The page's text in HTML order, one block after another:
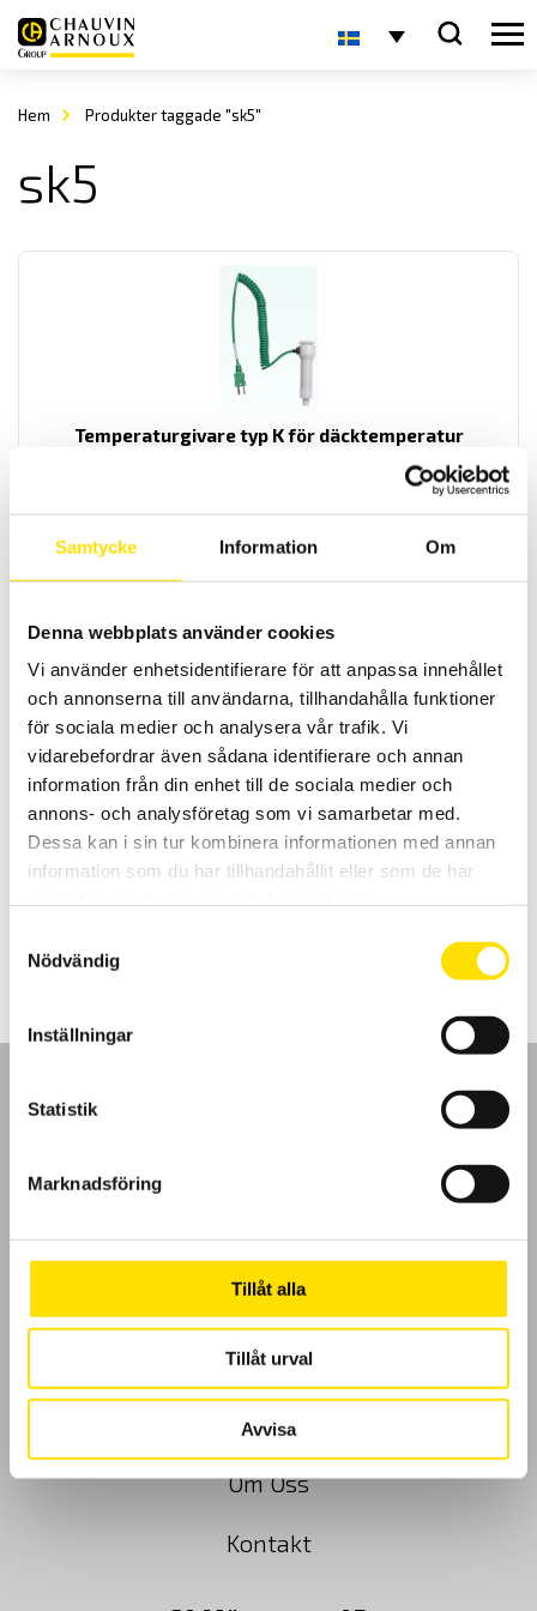
Samtycke Information Om
Denna webbplats använder cookies
Vi använder enhetsidentifierare för att anpassa innehållet
och annonserna till användarna, tillhandahålla funktioner
för sociala medier och analysera vår trafik. Vi
vidarebefordrar även sådana identifierare och annan
information från din enhet till de sociala medier och
annons- och analysföretag som vi samarbetar med.
Dessa kan i sin tur kombinera informationen med annan
information som du har tillhandahållit eller som de har
Nödvändig
Inställningar
Statistik
Marknadsföring
Tillåt alla
Tillåt urval
Avvisa
Hem Produkter taggade "sk5"
sk5
Temperaturgivare typ K för däcktemperatur
PeakControl är en temperaturgivare speciellt utvecklad för att mäta
däcktemperaturer. Försedd med minikontakt typ k.
LÄS MER
Temperaturgivare typ K, modell SKF samt SK1 till
SK5
Chauvin-Arnoux har ett brett sortiment av handhållna
temperaturgivare för instrument med minikontakt typ k.
Köpvillkor
Cookies
Klagomål
Kundundersökning
Om Oss
Kontakt